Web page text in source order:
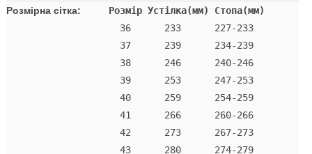
Розмірна сітка:
Розмір Устілка(мм) Стопа(мм)
  36      233      227-233
  37      239      234-239
  38      246      240-246
  39      253      247-253
  40      259      254-259
  41      266      260-266
  42      273      267-273